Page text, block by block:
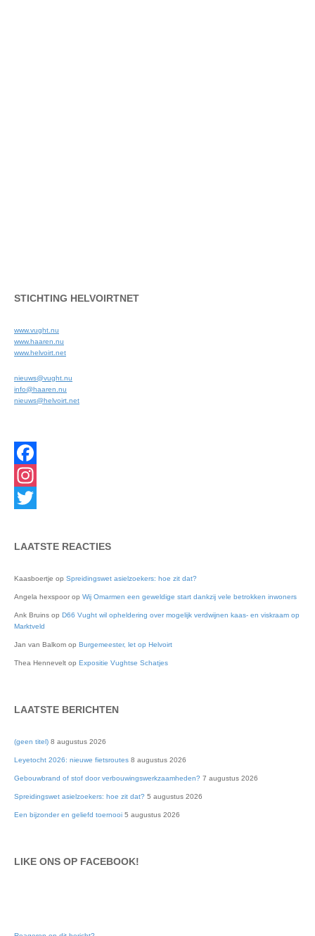
STICHTING HELVOIRTNET
www.vught.nu
www.haaren.nu
www.helvoirt.net
nieuws@vught.nu
info@haaren.nu
nieuws@helvoirt.net
Facebook
Instagram
LAATSTE REACTIES
Kaasboertje op Spreidingswet asielzoekers: hoe zit dat?
Angela hexspoor op Wij Omarmen een geweldige start dankzij vele betrokken inwoners
Ank Bruins op D66 Vught wil opheldering over mogelijk verdwijnen kaas- en viskraam op
Marktveld
Jan van Balkom op Burgemeester, let op Helvoirt
Thea Hennevelt op Expositie Vughtse Schatjes
LAATSTE BERICHTEN
(geen titel) 8 augustus 2026
Leyetocht 2026: nieuwe fietsroutes 8 augustus 2026
Gebouwbrand of stof door verbouwingswerkzaamheden? 7 augustus 2026
Spreidingswet asielzoekers: hoe zit dat? 5 augustus 2026
Een bijzonder en geliefd toernooi 5 augustus 2026
LIKE ONS OP FACEBOOK!